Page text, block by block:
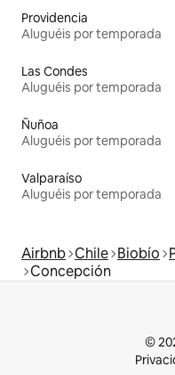
Providencia
Aluguéis por temporada
Las Condes
Aluguéis por temporada
Ñuñoa
Aluguéis por temporada
Valparaíso
Aluguéis por temporada
Airbnb Chile Biobío
Concepción
©